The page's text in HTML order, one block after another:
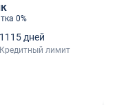
0%
1115 дней
Кредитный лимит